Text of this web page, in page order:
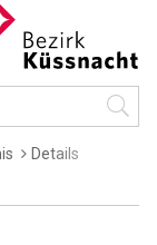
Details